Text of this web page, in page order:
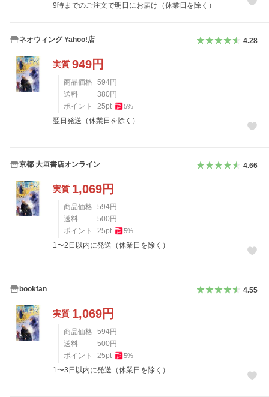
9時までのご注文で明日にお届け（休業日を除く）
ネオウィング Yahoo!店 4.28
実質 949円
商品価格 594円
送料
380円
ポイント
25pt 5%
翌日発送（休業日を除く）
京都 大垣書店オンライン 4.66
実質 1,069円
商品価格 594円
送料
500円
ポイント
25pt 5%
1〜2日以内に発送（休業日を除く）
bookfan 4.55
実質 1,069円
商品価格 594円
送料
500円
ポイント
25pt 5%
1〜3日以内に発送（休業日を除く）